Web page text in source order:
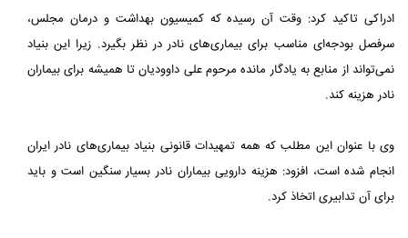
ادراکی تاکید کرد: وقت آن رسیده که کمیسیون بهداشت و درمان مجلس،
سرفصل بودجه‌ای مناسب برای بیماری‌های نادر در نظر بگیرد. زیرا این بنیاد
نمی‌تواند از منابع به یادگار مانده مرحوم علی داوودیان تا همیشه برای بیماران
نادر هزینه کند.
وی با عنوان این مطلب که همه تمهیدات قانونی بنیاد بیماری‌های نادر ایران
انجام شده است، افزود: هزینه دارویی بیماران نادر بسیار سنگین است و باید
برای آن تدابیری اتخاذ کرد.